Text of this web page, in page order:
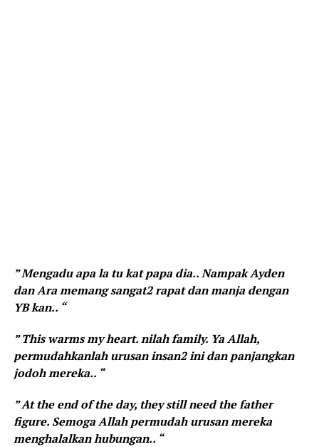
” Mengadu apa la tu kat papa dia.. Nampak Ayden
dan Ara memang sangat2 rapat dan manja dengan
YB kan.. “
” This warms my heart. nilah family. Ya Allah,
permudahkanlah urusan insan2 ini dan panjangkan
jodoh mereka.. “
” At the end of the day, they still need the father
figure. Semoga Allah permudah urusan mereka
menghalalkan hubungan.. “